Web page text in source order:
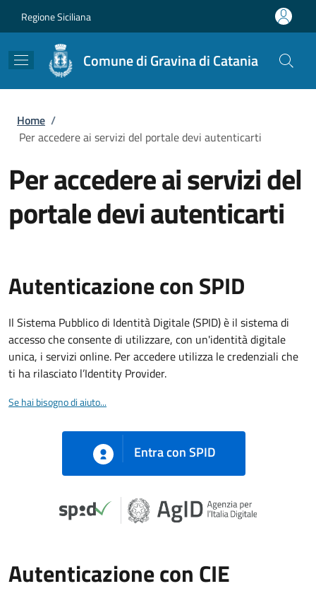
Regione Siciliana
Comune di Gravina di Catania
Briciole di pane
Home /
Per accedere ai servizi del portale devi autenticarti
Per accedere ai servizi del
portale devi autenticarti
Autenticazione con SPID
Il Sistema Pubblico di Identità Digitale (SPID) è il sistema di
accesso che consente di utilizzare, con un'identità digitale
unica, i servizi online. Per accedere utilizza le credenziali che
ti ha rilasciato l’Identity Provider.
Se hai bisogno di aiuto...
Entra con SPID
Autenticazione con CIE